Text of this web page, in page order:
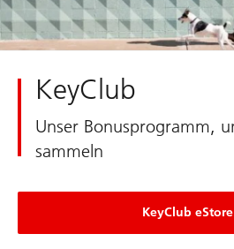
KeyClub
Unser Bonusprogramm,
sammeln
KeyClub eStore